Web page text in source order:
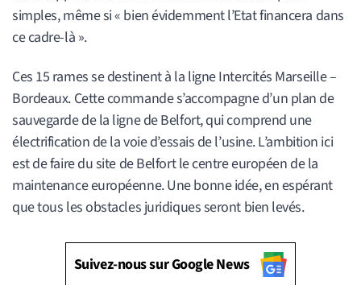
simples, même si « bien évidemment l’Etat financera dans
ce cadre-là ».
Ces 15 rames se destinent à la ligne Intercités Marseille –
Bordeaux. Cette commande s’accompagne d’un plan de
sauvegarde de la ligne de Belfort, qui comprend une
électrification de la voie d’essais de l’usine. L’ambition ici
est de faire du site de Belfort le centre européen de la
maintenance européenne. Une bonne idée, en espérant
que tous les obstacles juridiques seront bien levés.
Suivez-nous sur Google News